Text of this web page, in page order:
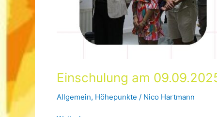
Einschulung am
Allgemein, Höhepunkte / Nico Hartmann